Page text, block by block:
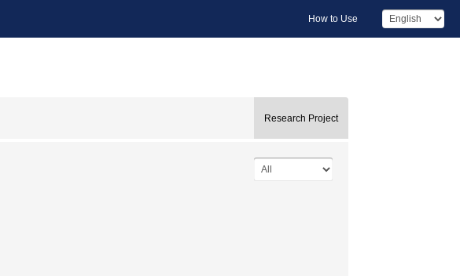
How to Use
Research Project